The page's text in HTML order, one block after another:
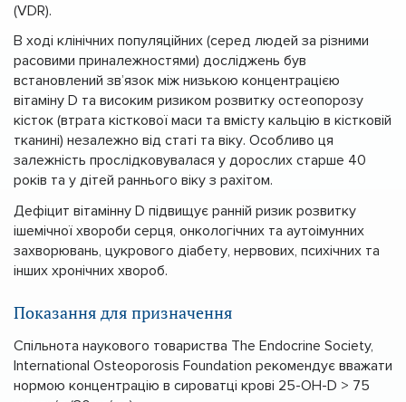
(VDR).
В ході клінічних популяційних (серед людей за різними
расовими приналежностями) досліджень був
встановлений зв’язок між низькою концентрацією
вітаміну D та високим ризиком розвитку остеопорозу
кісток (втрата кісткової маси та вмісту кальцію в кістковій
тканині) незалежно від статі та віку. Особливо ця
залежність прослідковувалася у дорослих старше 40
років та у дітей раннього віку з рахітом.
Дефіцит вітамінну D підвищує ранній ризик розвитку
ішемічної хвороби серця, онкологічних та аутоімунних
захворювань, цукрового діабету, нервових, психічних та
інших хронічних хвороб.
Показання для призначення
Спільнота наукового товариства The Endocrine Society,
International Osteoporosis Foundation рекомендує вважати
нормою концентрацію в сироватці крові 25-OH-D > 75